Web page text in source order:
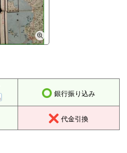
銀行振り込み
代金引換